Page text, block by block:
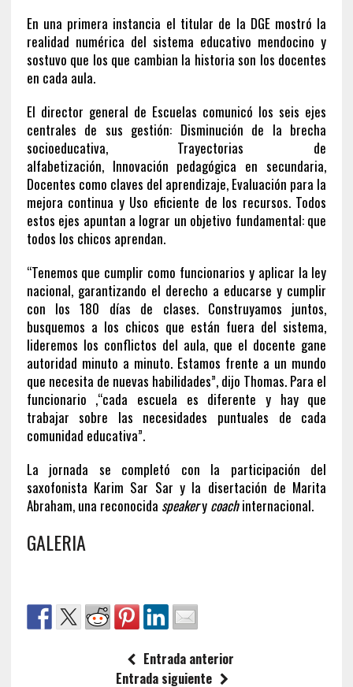
En una primera instancia el titular de la DGE mostró la
realidad numérica del sistema educativo mendocino y
sostuvo que los que cambian la historia son los docentes
en cada aula.
El director general de Escuelas comunicó los seis ejes
centrales de sus gestión: Disminución de la brecha
socioeducativa, Trayectorias de
alfabetización, Innovación pedagógica en secundaria,
Docentes como claves del aprendizaje, Evaluación para la
mejora continua y Uso eficiente de los recursos. Todos
estos ejes apuntan a lograr un objetivo fundamental: que
todos los chicos aprendan.
“Tenemos que cumplir como funcionarios y aplicar la ley
nacional, garantizando el derecho a educarse y cumplir
con los 180 días de clases. Construyamos juntos,
busquemos a los chicos que están fuera del sistema,
lideremos los conflictos del aula, que el docente gane
autoridad minuto a minuto. Estamos frente a un mundo
que necesita de nuevas habilidades”, dijo Thomas. Para el
funcionario ,“cada escuela es diferente y hay que
trabajar sobre las necesidades puntuales de cada
comunidad educativa”.
La jornada se completó con la participación del
saxofonista Karim Sar Sar y la disertación de Marita
Abraham, una reconocida speakery coachinternacional.
GALERIA
Entrada anterior
Entrada siguiente